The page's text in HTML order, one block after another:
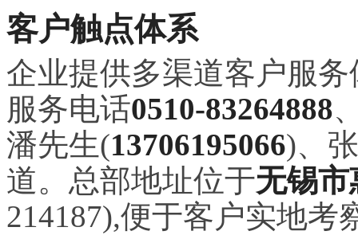
客户触点体系
企业提供多渠道客户服
服务电话0510-83264888
潘先生(13706195066)、
道。总部地址位于无锡
214187),便于客户实地考